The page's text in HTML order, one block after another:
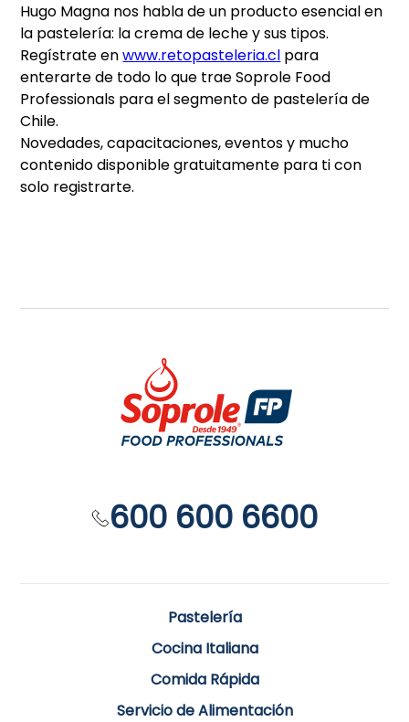
Hugo Magna nos habla de un producto esencial en
la pastelería: la crema de leche y sus tipos.
Regístrate enwww.retopasteleria.cl para
enterarte de todo lo que trae Soprole Food
Professionals para el segmento de pastelería de
Chile.
Novedades, capacitaciones, eventos y mucho
contenido disponible gratuitamente para ti con
solo registrarte.
600 600 6600
Pastelería
Cocina Italiana
Comida Rápida
Servicio de Alimentación